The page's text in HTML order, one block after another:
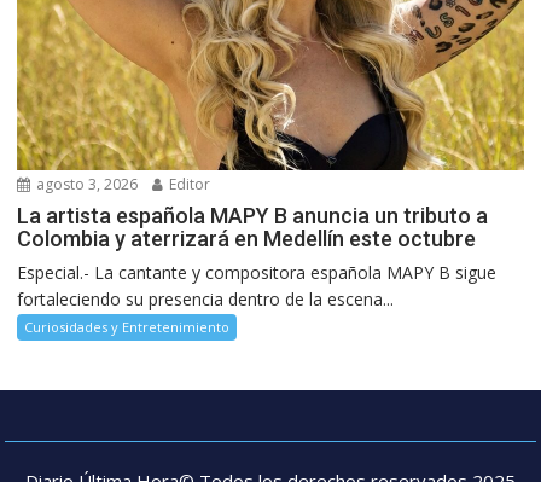
agosto 3, 2026 Editor
La artista española MAPY B anuncia un tributo a
Colombia y aterrizará en Medellín este octubre
Especial.- La cantante y compositora española MAPY B sigue
fortaleciendo su presencia dentro de la escena...
Curiosidades y Entretenimiento